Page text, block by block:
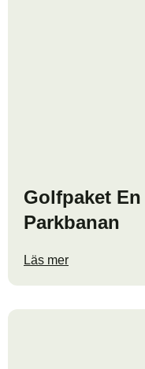
Golfpaket
Parkbanan
Läs mer